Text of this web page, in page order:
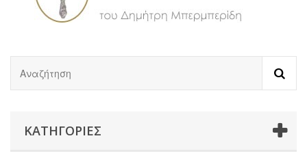
ΚΑΤΗΓΟΡΊΕΣ